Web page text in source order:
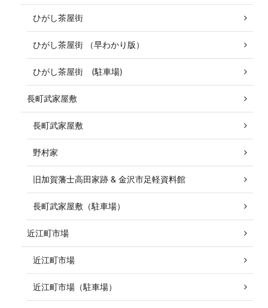
ひがし茶屋街
ひがし茶屋街 （早わかり版）
ひがし茶屋街 (駐車場)
長町武家屋敷
長町武家屋敷
野村家
旧加賀藩士高田家跡 & 金沢市足軽資料館
長町武家屋敷（駐車場）
近江町市場
近江町市場
近江町市場（駐車場）